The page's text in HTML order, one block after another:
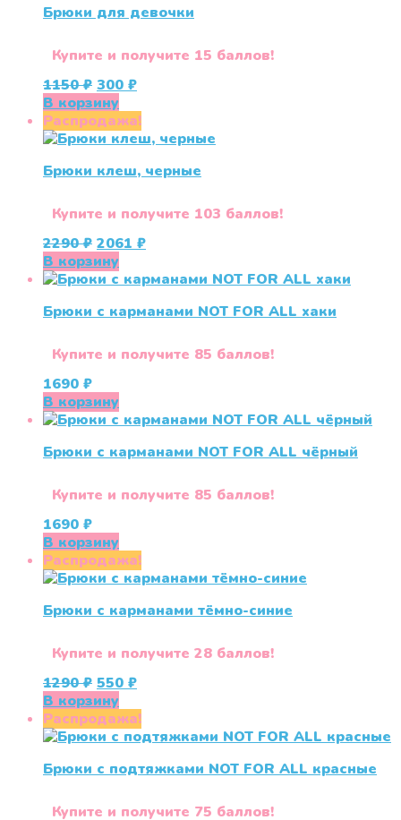
Брюки для девочки
Купите и получите 15 баллов!
1150₽ Первоначальная
цена
составляла
1150 ₽.
300 ₽Текущая
300 ₽.
В корзину
Распродажа!
Брюки клеш, черные
Купите и получите 103 баллов!
2290₽ Первоначальная
цена
составляла
2061 ₽Текущая
2061 ₽.
В корзину
Брюки с карманами NOT FOR ALL хаки
Купите и получите 85 баллов!
1690 ₽
В корзину
Брюки с карманами NOT FOR ALL чёрный
Купите и получите 85 баллов!
1690 ₽
В корзину
Распродажа!
Брюки с карманами тёмно-синие
Купите и получите 28 баллов!
1290₽ Первоначальная
цена
составляла
1290 ₽.
550 ₽Текущая
550 ₽.
В корзину
Распродажа!
Брюки с подтяжками NOT FOR ALL красные
Купите и получите 75 баллов!